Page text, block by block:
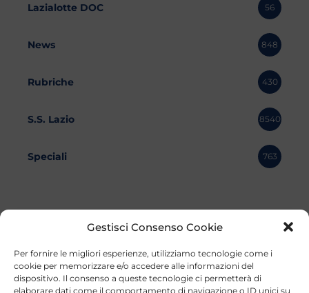
Gestisci Consenso Cookie
Per fornire le migliori esperienze, utilizziamo tecnologie come i
cookie per memorizzare e/o accedere alle informazioni del
dispositivo. Il consenso a queste tecnologie ci permetterà di
elaborare dati come il comportamento di navigazione o ID unici su
Lazialotte DOC 56
News 848
Rubriche 430
S.S. Lazio 8540
Speciali 763